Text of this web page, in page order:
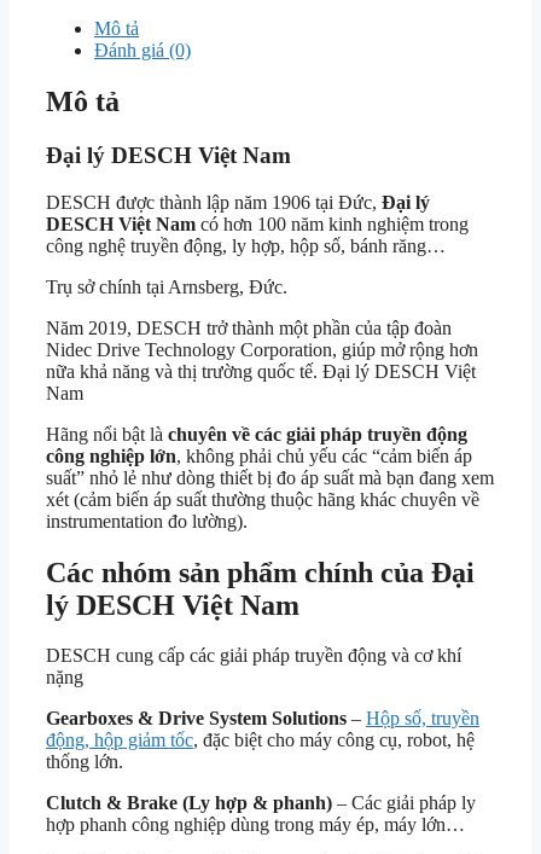
Mô tả
Đánh giá (0)
Mô tả
Đại lý DESCH Việt Nam
DESCH được thành lập năm 1906 tại Đức, Đại lý
DESCH Việt Nam có hơn 100 năm kinh nghiệm trong
công nghệ truyền động, ly hợp, hộp số, bánh răng…
Trụ sở chính tại Arnsberg, Đức.
Năm 2019, DESCH trở thành một phần của tập đoàn
Nidec Drive Technology Corporation, giúp mở rộng hơn
nữa khả năng và thị trường quốc tế. Đại lý DESCH Việt
Nam
Hãng nổi bật là chuyên về các giải pháp truyền động
công nghiệp lớn, không phải chủ yếu các “cảm biến áp
suất” nhỏ lẻ như dòng thiết bị đo áp suất mà bạn đang xem
xét (cảm biến áp suất thường thuộc hãng khác chuyên về
instrumentation đo lường).
Các nhóm sản phẩm chính của Đại
lý DESCH Việt Nam
DESCH cung cấp các giải pháp truyền động và cơ khí
nặng
Gearboxes & Drive System Solutions – Hộp số, truyền
động, hộp giảm tốc, đặc biệt cho máy công cụ, robot, hệ
thống lớn.
Clutch & Brake (Ly hợp & phanh) – Các giải pháp ly
hợp phanh công nghiệp dùng trong máy ép, máy lớn…